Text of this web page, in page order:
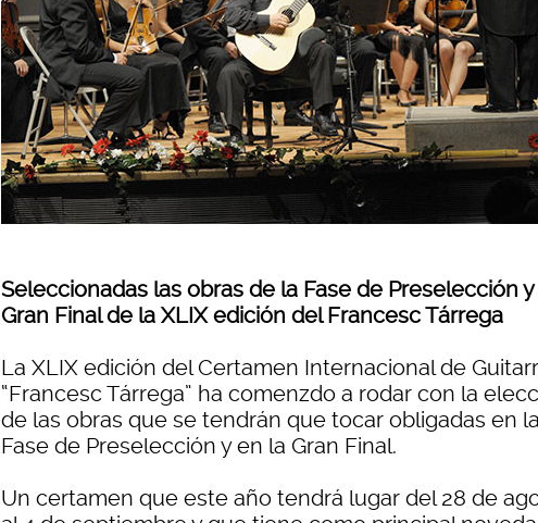
Seleccionadas las obras de la Fase de Preselección
Gran Final de la XLIX edición del Francesc Tárrega
La XLIX edición del Certamen Internacional de
“Francesc Tárrega” ha comenzdo a rodar con la
de las obras que se tendrán que tocar obligadas en
Fase de Preselección y en la Gran Final.
Un certamen que este año tendrá lugar del 28 de